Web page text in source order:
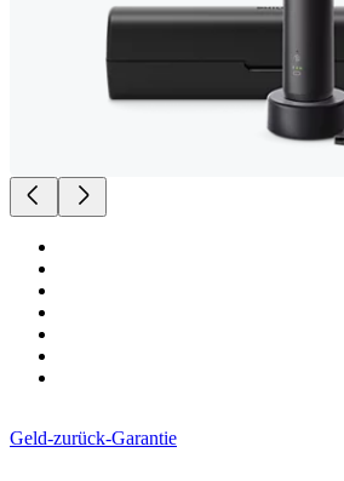
Geld-zurück-Garantie